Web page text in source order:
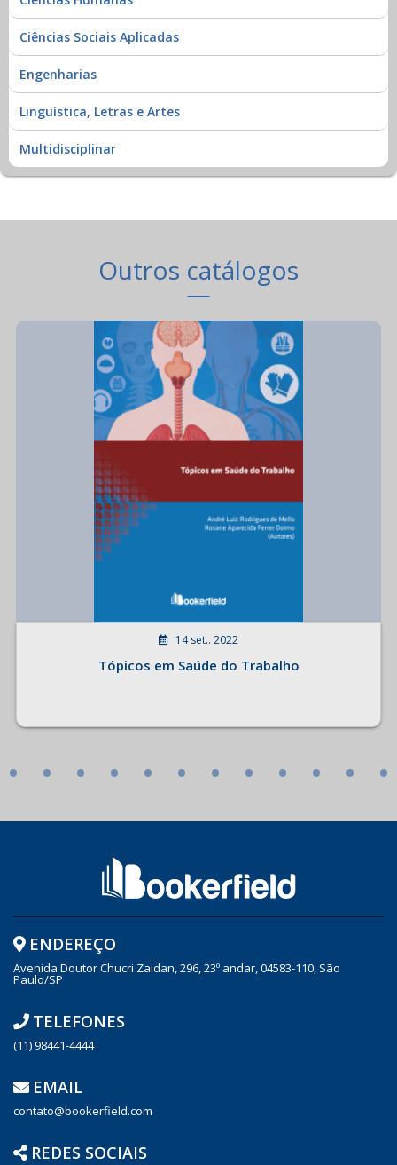
Ciências Sociais Aplicadas
Engenharias
Linguística, Letras e Artes
Multidisciplinar
Outros catálogos
14 set.. 2022
Tópicos em Saúde do Trabalho
• • • • • • • • • • • •
ENDEREÇO
Avenida Doutor Chucri Zaidan, 296, 23º andar, 04583-110, São
Paulo/SP
TELEFONES
(11) 98441-4444
EMAIL
contato@bookerfield.com
REDES SOCIAIS